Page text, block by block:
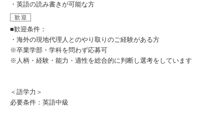
・英語の読み書きが可能な方
歓迎
■歓迎条件：
・海外の現地代理人とのやり取りのご経験がある方
※卒業学部・学科を問わず応募可
※人柄・経験・能力・適性を総合的に判断し選考をしています
＜語学力＞
必要条件：英語中級